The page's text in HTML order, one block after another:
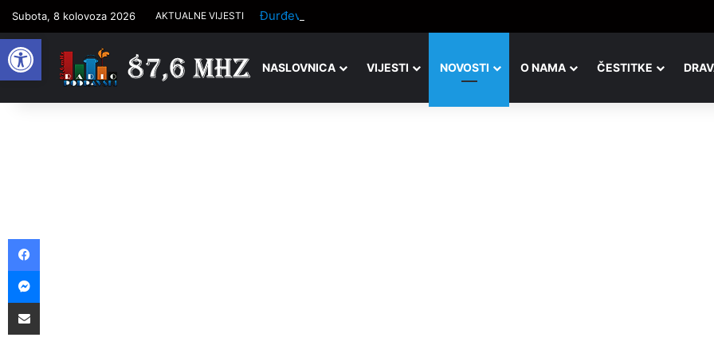
Open toolbar
Subota, 8 kolovoza 2026 AKTUALNE VIJESTI
NASLOVNICA VIJESTI NOVOSTI O NAMA ČESTITKE